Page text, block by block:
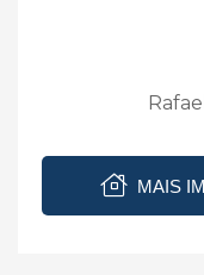
MAIS